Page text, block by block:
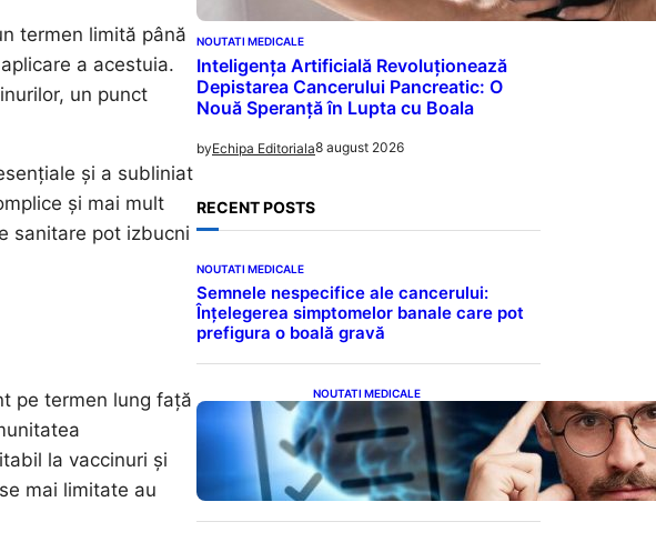
termen limită până
a acestuia.
un punct
și a subliniat
și mai mult
sanitare pot izbucni
pe termen lung față
la vaccinuri și
mai limitate au
NOUTATI MEDICALE
Inteligența Artificială Revoluționează
Depistarea Cancerului Pancreatic: O
Nouă Speranță în Lupta cu Boala
byEchipa Editoriala8 august 2026
RECENT POSTS
NOUTATI MEDICALE
Semnele nespecifice ale cancerului:
Înțelegerea simptomelor banale care pot
prefigura o boală gravă
NOUTATI MEDICALE
Inteligența dincolo de note:
Semnele unui IQ ridicat
care nu țin de școală